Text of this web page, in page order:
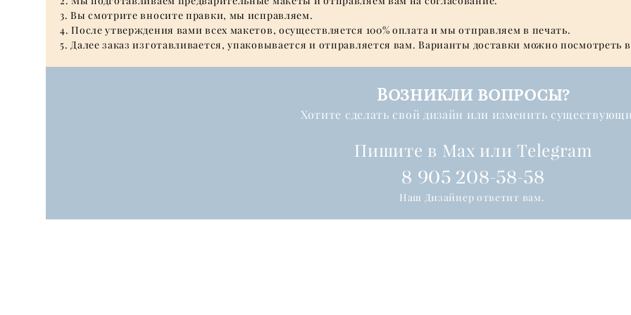
3. Вы смотрите вносите правки, мы исправляем.
4. После утверждения вами всех макетов, осуществляется 100% оплата и мы отправляем в печать.
5. Далее заказ изготавливается, упаковывается и отправляется вам. Варианты доставки можно посмотреть
Возникли вопросы?
Хотите сделать свой дизайн или изменить
Пишите в Max или Telegram
8 905 208-58-58
Наш Дизайнер ответит вам.